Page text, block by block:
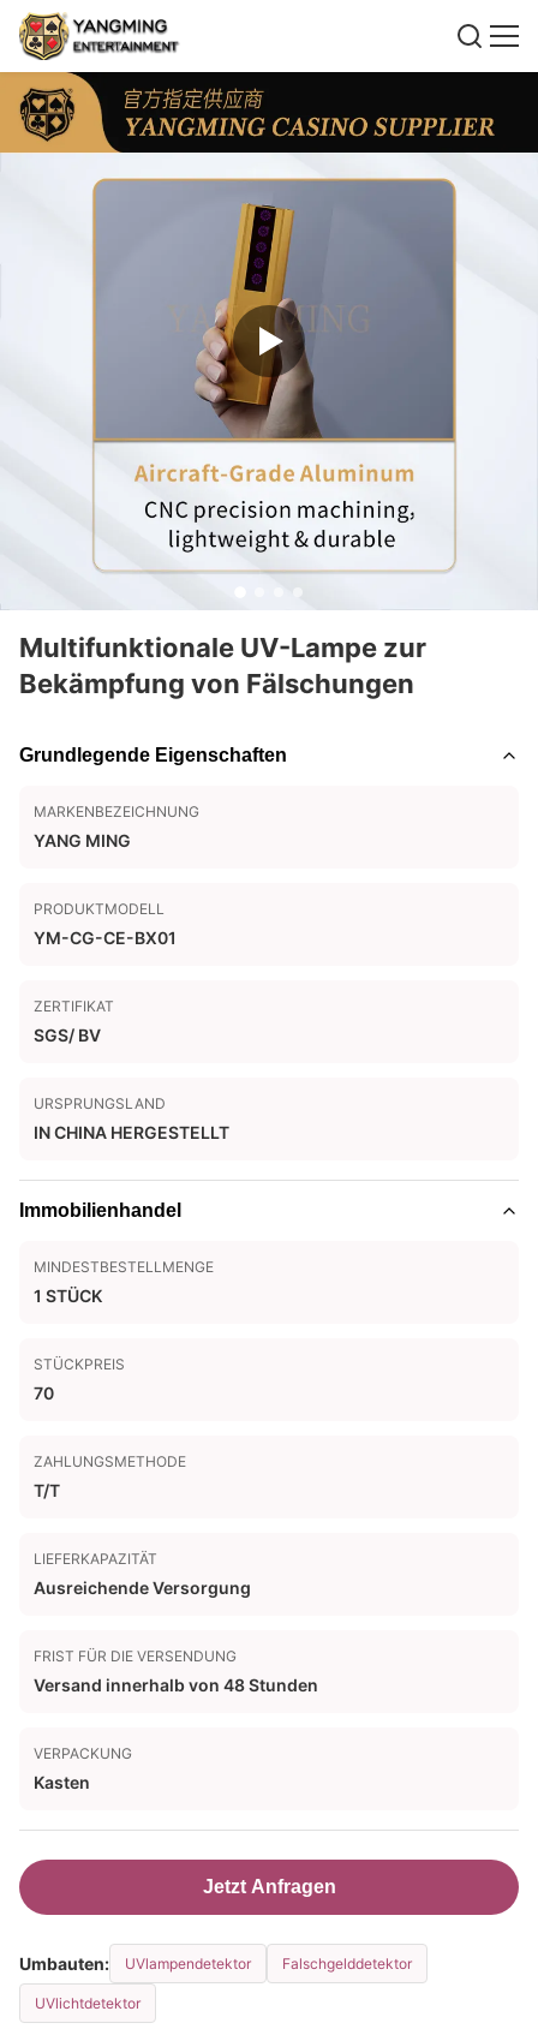
Multifunktionale UV-Lampe zur
Bekämpfung von Fälschungen
Grundlegende Eigenschaften
MARKENBEZEICHNUNG
YANG MING
PRODUKTMODELL
YM-CG-CE-BX01
ZERTIFIKAT
SGS/ BV
URSPRUNGSLAND
IN CHINA HERGESTELLT
Immobilienhandel
MINDESTBESTELLMENGE
1 STÜCK
STÜCKPREIS
70
ZAHLUNGSMETHODE
T/T
LIEFERKAPAZITÄT
Ausreichende Versorgung
FRIST FÜR DIE VERSENDUNG
Versand innerhalb von 48 Stunden
VERPACKUNG
Kasten
Jetzt Anfragen
Umbauten: UVlampendetektor Falschgelddetektor
UVlichtdetektor